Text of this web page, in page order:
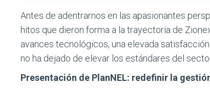
Antes de adentrarnos en las apasionantes
hitos que dieron forma a la trayectoria de
avances tecnológicos, una elevada
no ha dejado de elevar los estándares del
Presentación de PlanNEL: redefinir la